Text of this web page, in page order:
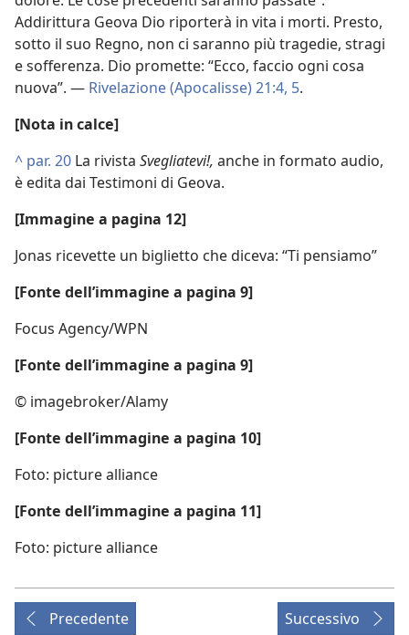
Addirittura Geova Dio riporterà in vita i morti. Presto,
sotto il suo Regno, non ci saranno più tragedie, stragi
e sofferenza. Dio promette: “Ecco, faccio ogni cosa
nuova”. — Rivelazione (Apocalisse) 21:4, 5.
[Nota in calce]
^ par. 20 La rivista Svegliatevi!, anche in formato audio,
è edita dai Testimoni di Geova.
[Immagine a pagina 12]
Jonas ricevette un biglietto che diceva: “Ti pensiamo”
[Fonte dell’immagine a pagina 9]
Focus Agency/WPN
[Fonte dell’immagine a pagina 9]
© imagebroker/Alamy
[Fonte dell’immagine a pagina 10]
Foto: picture alliance
[Fonte dell’immagine a pagina 11]
Foto: picture alliance
Precedente Successivo